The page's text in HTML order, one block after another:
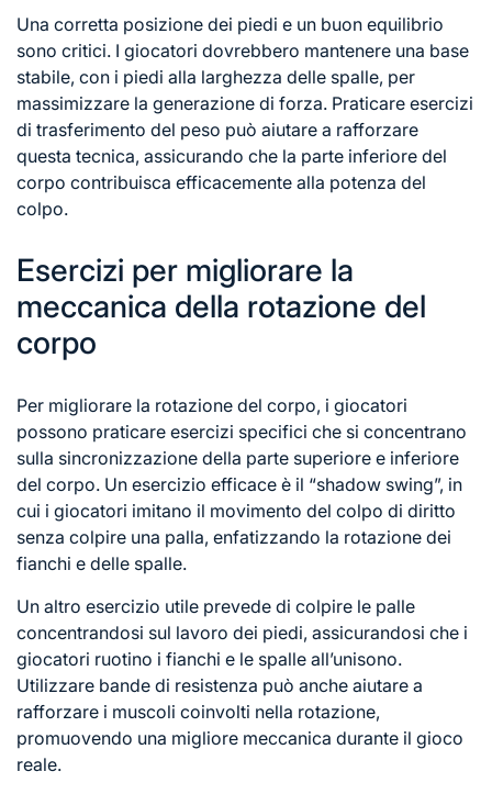
Una corretta posizione dei piedi e un buon equilibrio
sono critici. I giocatori dovrebbero mantenere una base
stabile, con i piedi alla larghezza delle spalle, per
massimizzare la generazione di forza. Praticare esercizi
di trasferimento del peso può aiutare a rafforzare
questa tecnica, assicurando che la parte inferiore del
corpo contribuisca efficacemente alla potenza del
colpo.
Esercizi per migliorare la
meccanica della rotazione del
corpo
Per migliorare la rotazione del corpo, i giocatori
possono praticare esercizi specifici che si concentrano
sulla sincronizzazione della parte superiore e inferiore
del corpo. Un esercizio efficace è il “shadow swing”, in
cui i giocatori imitano il movimento del colpo di diritto
senza colpire una palla, enfatizzando la rotazione dei
fianchi e delle spalle.
Un altro esercizio utile prevede di colpire le palle
concentrandosi sul lavoro dei piedi, assicurandosi che i
giocatori ruotino i fianchi e le spalle all’unisono.
Utilizzare bande di resistenza può anche aiutare a
rafforzare i muscoli coinvolti nella rotazione,
promuovendo una migliore meccanica durante il gioco
reale.